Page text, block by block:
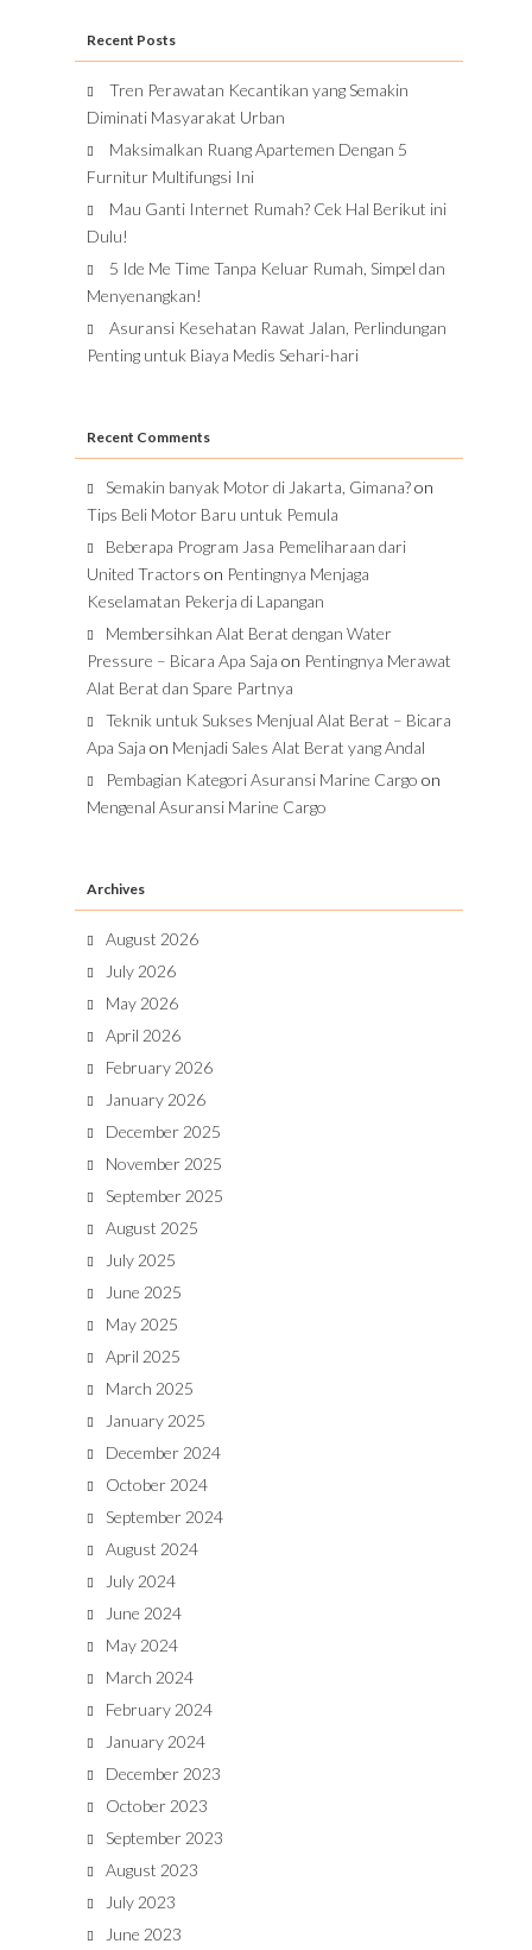
Recent Posts
Tren Perawatan Kecantikan yang Semakin
Diminati Masyarakat Urban
Maksimalkan Ruang Apartemen Dengan 5
Furnitur Multifungsi Ini
Mau Ganti Internet Rumah? Cek Hal Berikut ini
Dulu!
5 Ide Me Time Tanpa Keluar Rumah, Simpel dan
Menyenangkan!
Asuransi Kesehatan Rawat Jalan, Perlindungan
Penting untuk Biaya Medis Sehari-hari
Recent Comments
Semakin banyak Motor di Jakarta, Gimana?on
Tips Beli Motor Baru untuk Pemula
Beberapa Program Jasa Pemeliharaan dari
United Tractors on Pentingnya Menjaga
Keselamatan Pekerja di Lapangan
Membersihkan Alat Berat dengan Water
Pressure – Bicara Apa Saja on Pentingnya Merawat
Alat Berat dan Spare Partnya
Teknik untuk Sukses Menjual Alat Berat – Bicara
Apa Saja on Menjadi Sales Alat Berat yang Andal
Pembagian Kategori Asuransi Marine Cargo on
Mengenal Asuransi Marine Cargo
Archives
August 2026
July 2026
May 2026
April 2026
February 2026
January 2026
December 2025
November 2025
September 2025
August 2025
July 2025
June 2025
May 2025
April 2025
March 2025
January 2025
December 2024
October 2024
September 2024
August 2024
July 2024
June 2024
May 2024
March 2024
February 2024
January 2024
December 2023
October 2023
September 2023
August 2023
July 2023
June 2023